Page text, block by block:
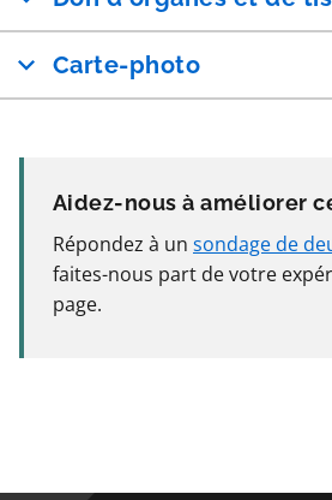
Carte-photo
Aidez-nous à améliorer
Répondez à un sondage de
faites-nous part de votre
page.